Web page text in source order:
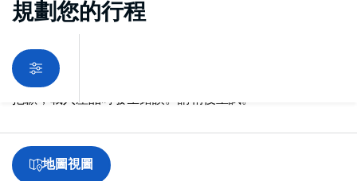
規劃您的行程
抱歉，載入產品時發生錯誤。請稍後重試。
地圖視圖